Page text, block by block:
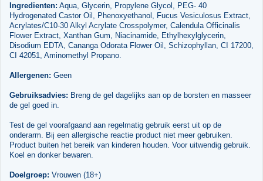
Ingredienten: Aqua, Glycerin, Propylene Glycol, PEG- 40
Hydrogenated Castor Oil, Phenoxyethanol, Fucus Vesiculosus Extract,
Acrylates/C10-30 Alkyl Acrylate Crosspolymer, Calendula Officinalis
Flower Extract, Xanthan Gum, Niacinamide, Ethylhexylglycerin,
Disodium EDTA, Cananga Odorata Flower Oil, Schizophyllan, CI 17200,
CI 42051, Aminomethyl Propano.
Allergenen: Geen
Gebruiksadvies: Breng de gel dagelijks aan op de borsten en masseer
de gel goed in.
Test de gel voorafgaand aan regelmatig gebruik eerst uit op de
onderarm. Bij een allergische reactie product niet meer gebruiken.
Product buiten het bereik van kinderen houden. Voor uitwendig gebruik.
Koel en donker bewaren.
Doelgroep: Vrouwen (18+)